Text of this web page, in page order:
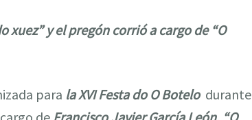
y el pregón corrió a cargo de “O
para la XVI Festa do O Botelo durante